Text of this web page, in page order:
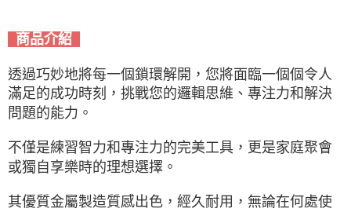
商品介紹
透過巧妙地將每一個鎖環解開，您將面臨一個個令人
滿足的成功時刻，挑戰您的邏輯思維、專注力和解決
問題的能力。
不僅是練習智力和專注力的完美工具，更是家庭聚會
或獨自享樂時的理想選擇。
其優質金屬製造質感出色，經久耐用，無論在何處使